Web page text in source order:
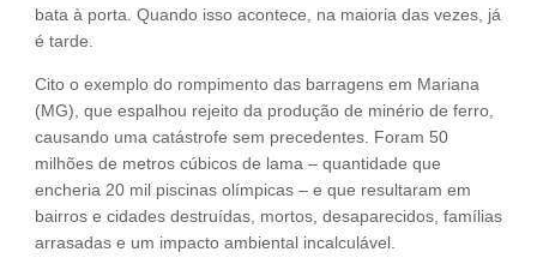
bata à porta. Quando isso acontece, na maioria das vezes, já
é tarde.
Cito o exemplo do rompimento das barragens em Mariana
(MG), que espalhou rejeito da produção de minério de ferro,
causando uma catástrofe sem precedentes. Foram 50
milhões de metros cúbicos de lama – quantidade que
encheria 20 mil piscinas olímpicas – e que resultaram em
bairros e cidades destruídas, mortos, desaparecidos, famílias
arrasadas e um impacto ambiental incalculável.